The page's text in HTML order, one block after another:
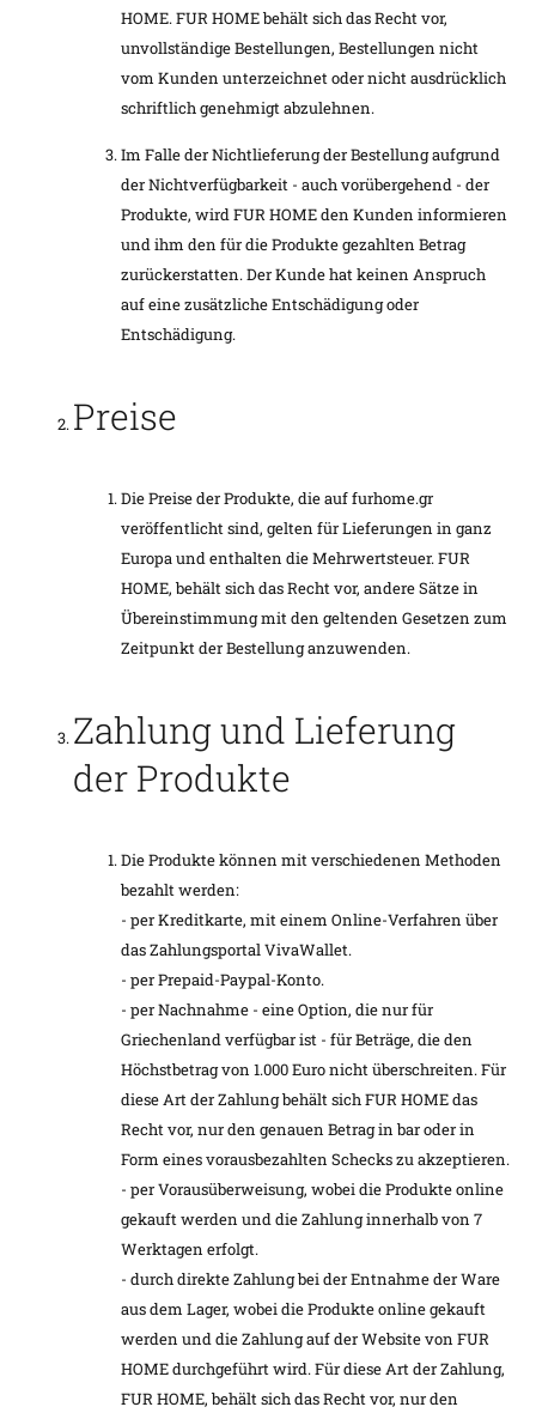
HOME. FUR HOME behält sich das Recht vor,
unvollständige Bestellungen, Bestellungen nicht
vom Kunden unterzeichnet oder nicht ausdrücklich
schriftlich genehmigt abzulehnen.
Im Falle der Nichtlieferung der Bestellung aufgrund
der Nichtverfügbarkeit - auch vorübergehend - der
Produkte, wird FUR HOME den Kunden informieren
und ihm den für die Produkte gezahlten Betrag
zurückerstatten. Der Kunde hat keinen Anspruch
auf eine zusätzliche Entschädigung oder
Entschädigung.
Preise
Die Preise der Produkte, die auf furhome.gr
veröffentlicht sind, gelten für Lieferungen in ganz
Europa und enthalten die Mehrwertsteuer. FUR
HOME, behält sich das Recht vor, andere Sätze in
Übereinstimmung mit den geltenden Gesetzen zum
Zeitpunkt der Bestellung anzuwenden.
Zahlung und Lieferung
der Produkte
Die Produkte können mit verschiedenen Methoden
bezahlt werden:
- per Kreditkarte, mit einem Online-Verfahren über
das Zahlungsportal VivaWallet.
- per Prepaid-Paypal-Konto.
- per Nachnahme - eine Option, die nur für
Griechenland verfügbar ist - für Beträge, die den
Höchstbetrag von 1.000 Euro nicht überschreiten. Für
diese Art der Zahlung behält sich FUR HOME das
Recht vor, nur den genauen Betrag in bar oder in
Form eines vorausbezahlten Schecks zu akzeptieren.
- per Vorausüberweisung, wobei die Produkte online
gekauft werden und die Zahlung innerhalb von 7
Werktagen erfolgt.
- durch direkte Zahlung bei der Entnahme der Ware
aus dem Lager, wobei die Produkte online gekauft
werden und die Zahlung auf der Website von FUR
HOME durchgeführt wird. Für diese Art der Zahlung,
FUR HOME, behält sich das Recht vor, nur den